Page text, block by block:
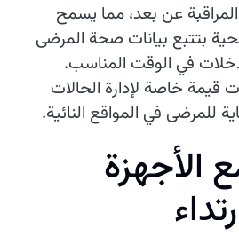
عن بعد، مما يسمح
بتتبع بيانات صحة المرضى
في الوقت المناسب.
قيمة خاصة لإدارة الحالات
للمرضى في المواقع النائية.
الأجهزة